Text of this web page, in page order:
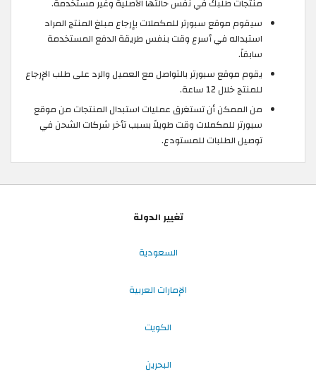
سيقوم موقع سبورتر للمكملات بإرجاع مبلغ المنتج المراد
استبداله في أسرع وقت بنفس طريقة الدفع المستخدمة
سابقاً.
يقوم موقع سبورتر بالتواصل مع العميل والرد على طلب الإرجاع
للمنتج خلال 12 ساعة.
من الممكن أن تستغرق عمليات استبدال المنتجات من موقع
سبورتر للمكملات وقت طويلاً بسبب تأخر شركات الشحن في
توصيل الطلبات للمستودع.
تغيير الدولة
السعودية
الإمارات العربية
الكويت
البحرين